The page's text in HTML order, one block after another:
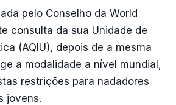
pelo Conselho da World
consulta da sua Unidade de
(AQIU), depois de a mesma
a modalidade a nível mundial,
restrições para nadadores
jovens.